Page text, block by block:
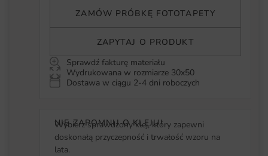
ZAMÓW PRÓBKĘ FOTOTAPETY
ZAPYTAJ O PRODUKT
Sprawdź fakturę materiału
Wydrukowana w rozmiarze 30x50
Dostawa w ciągu 2-4 dni roboczych
NIE ZAPOMNIJ O KLEJU!
Wybierz sprawdzony klej, który zapewni
doskonałą przyczepność i trwałość wzoru na
lata.